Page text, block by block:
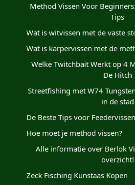
Method Vissen Voor
Tips
Wat is witvissen met de vaste
Wat is karpervissen met de
Welke Twitchbait Werkt op 4
De Hitch
Streetfishing met W74
in de stad
De Beste Tips voor
Hoe moet je method vissen?
Alle informatie over Berlok
overzicht!
Zeck Fisching Kunstaas Kopen